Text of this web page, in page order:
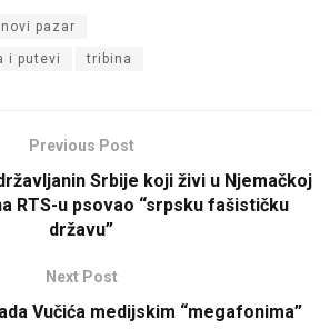
novi pazar
i putevi tribina
Previous Post
Srbije koji živi u Njemačkoj
RTS-u psovao “srpsku fašističku
državu”
Next Post
Vučića medijskim “megafonima”